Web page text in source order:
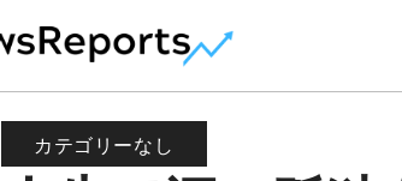
カテゴリーなし